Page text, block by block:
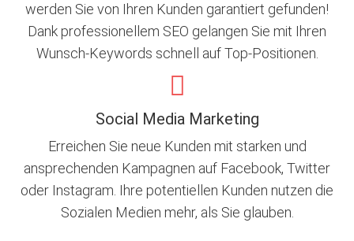
werden Sie von Ihren Kunden garantiert gefunden!
Dank professionellem SEO gelangen Sie mit Ihren
Wunsch-Keywords schnell auf Top-Positionen.
Social Media Marketing
Erreichen Sie neue Kunden mit starken und
ansprechenden Kampagnen auf Facebook, Twitter
oder Instagram. Ihre potentiellen Kunden nutzen die
Sozialen Medien mehr, als Sie glauben.